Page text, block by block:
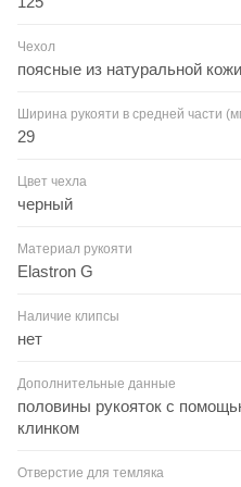
Чехол
поясные из натуральной кожи
Ширина рукояти в средней части
29
Цвет чехла
черный
Материал рукояти
Elastron G
Наличие клипсы
нет
Дополнительные данные
половины рукояток с
клинком
Отверстие для темляка